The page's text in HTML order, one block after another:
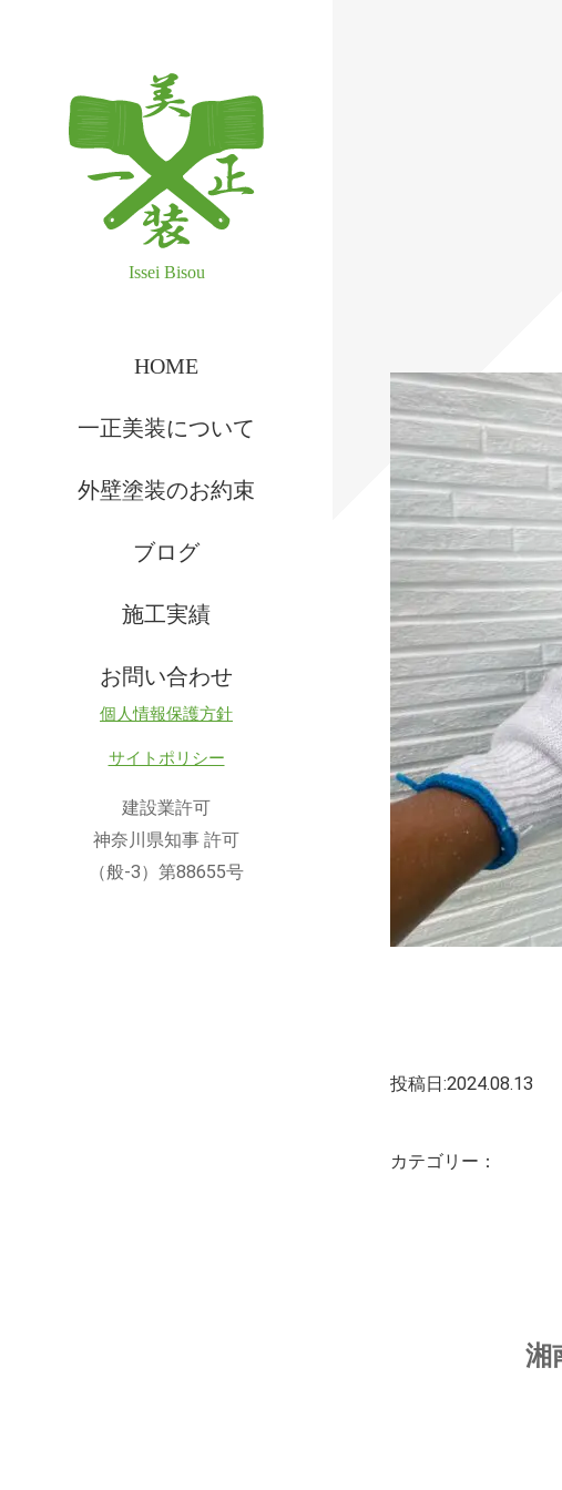
HOME
一正美装について
外壁塗装のお約束
ブログ
施工実績
お問い合わせ
投稿日:2024.08.13
カテゴリー：
湘
個人情報保護方針
サイトポリシー
建設業許可
神奈川県知事 許可
（般-3）第88655号